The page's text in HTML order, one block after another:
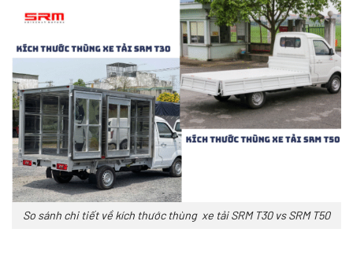
So sánh chi tiết về kích thước thùng xe tải SRM T30 vs SRM T50